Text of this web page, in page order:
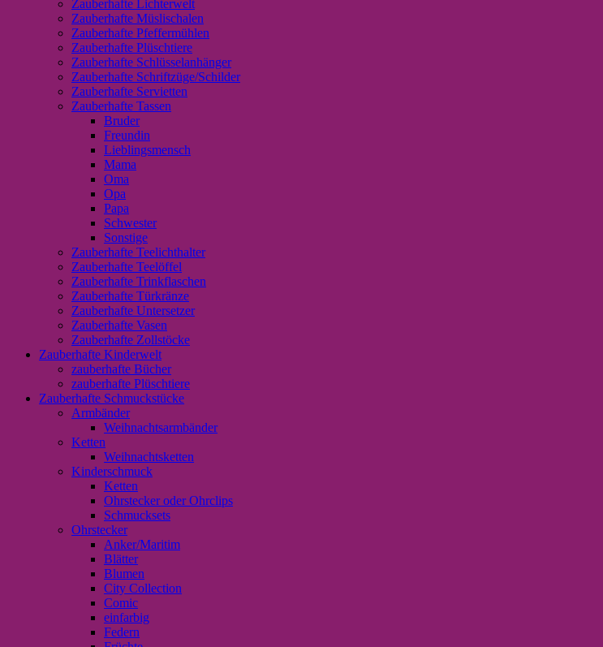
Zauberhafte Lichterwelt
Zauberhafte Müslischalen
Zauberhafte Pfeffermühlen
Zauberhafte Plüschtiere
Zauberhafte Schlüsselanhänger
Zauberhafte Schriftzüge/Schilder
Zauberhafte Servietten
Zauberhafte Tassen
Bruder
Freundin
Lieblingsmensch
Mama
Oma
Opa
Papa
Schwester
Sonstige
Zauberhafte Teelichthalter
Zauberhafte Teelöffel
Zauberhafte Trinkflaschen
Zauberhafte Türkränze
Zauberhafte Untersetzer
Zauberhafte Vasen
Zauberhafte Zollstöcke
Zauberhafte Kinderwelt
zauberhafte Bücher
zauberhafte Plüschtiere
Zauberhafte Schmuckstücke
Armbänder
Weihnachtsarmbänder
Ketten
Weihnachtsketten
Kinderschmuck
Ketten
Ohrstecker oder Ohrclips
Schmucksets
Ohrstecker
Anker/Maritim
Blätter
Blumen
City Collection
Comic
einfarbig
Federn